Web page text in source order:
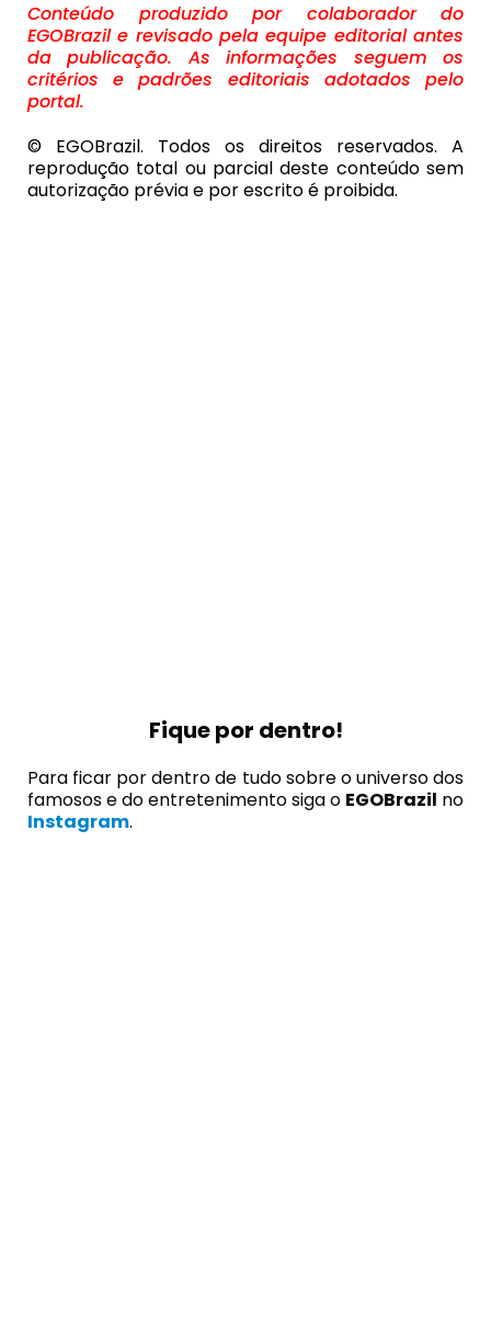
Conteúdo produzido por colaborador do
EGOBrazil e revisado pela equipe editorial antes
da publicação. As informações seguem os
critérios e padrões editoriais adotados pelo
portal.
© EGOBrazil. Todos os direitos reservados. A
reprodução total ou parcial deste conteúdo sem
autorização prévia e por escrito é proibida.
Fique por dentro!
Para ficar por dentro de tudo sobre o universo dos
famosos e do entretenimento siga o EGOBrazil no
Instagram.